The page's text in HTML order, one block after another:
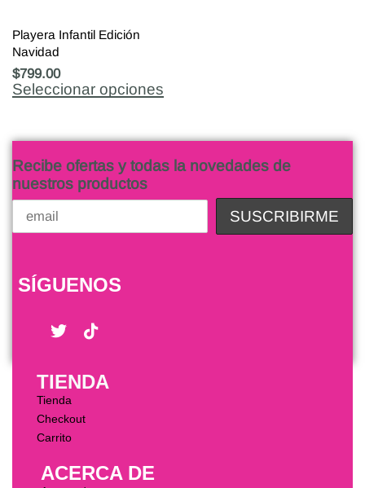
Playera Infantil Edición
Navidad
$799.00
Seleccionar opciones
Recibe ofertas y todas la novedades de
nuestros productos
SÍGUENOS
TIENDA
Tienda
Checkout
Carrito
ACERCA DE